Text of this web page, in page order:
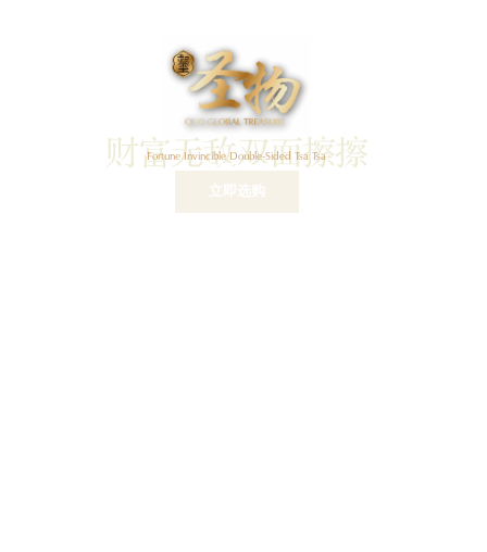
财富无敌双面擦擦
Fortune Invincible Double-Sided Tsa Tsa
$540